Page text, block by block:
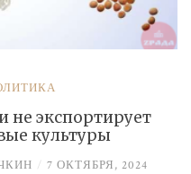
не экспортирует
культуры
/ 7 ОКТЯБРЯ, 2024